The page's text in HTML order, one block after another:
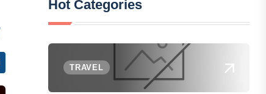
Hot Categories
TRAVEL